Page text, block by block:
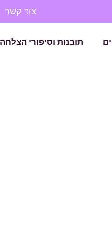
צור קשר
תובנות וסיפורי הצלחה